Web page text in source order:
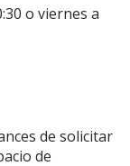
o viernes a
de solicitar
de